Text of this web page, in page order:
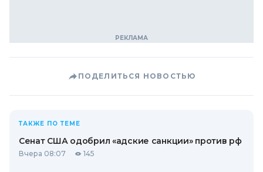
ПОДЕЛИТЬСЯ НОВОСТЬЮ
ТАКЖЕ ПО ТЕМЕ
Сенат США одобрил «адские санкции» против рф
Вчера 08:07 145